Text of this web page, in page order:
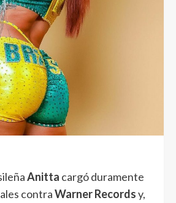
Anitta cargó duramente
contraWarner Recordsy,